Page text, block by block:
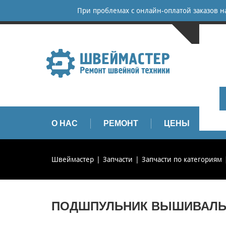
При проблемах с онлайн-оплатой заказов
О НАС РЕМОНТ ЦЕНЫ
Швеймастер Запчасти Запчасти по категориям
ПОДШПУЛЬНИК